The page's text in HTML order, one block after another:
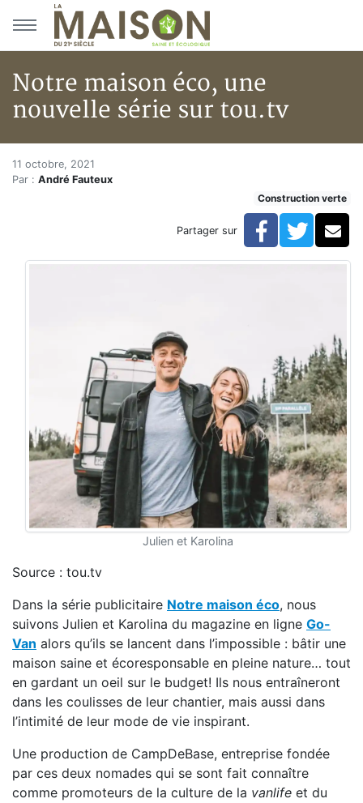
Aller au menu principal
Aller au contenu principal
Notre maison éco, une
nouvelle série sur tou.tv
Accueil
Articles
Notre maison éco, une nouvelle série sur tou.tv
Notre maison éco, une
11 octobre, 2021
Par : André Fauteux
Construction verte
Partager sur Facebook
Julien et Karolina
Source : tou.tv
Dans la série publicitaire Notre maison éco, nous
suivons Julien et Karolina du magazine en ligne Go-
Van alors qu’ils se lancent dans l’impossible : bâtir une
maison saine et écoresponsable en pleine nature… tout
en gardant un oeil sur le budget! Ils nous entraîneront
dans les coulisses de leur chantier, mais aussi dans
l’intimité de leur mode de vie inspirant.
Une production de CampDeBase, entreprise fondée
par ces deux nomades qui se sont fait connaître
comme promoteurs de la culture de la vanlife et du